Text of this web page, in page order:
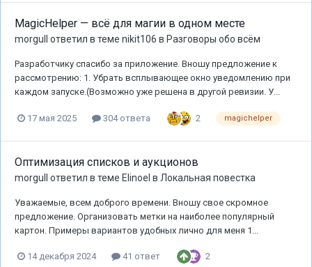
MagicHelper — всё для магии в одном месте
morgull ответил в теме nikit106 в Разговоры обо всём
Разработчику спасибо за приложение. Вношу предложение к
рассмотрению: 1. Убрать всплывающее окно уведомлению при
каждом запуске.(Возможно уже решена в другой ревизии. У...
17 мая 2025 304 ответа 2 magichelper
Оптимизация списков и аукционов
morgull ответил в теме Elinoel в Локальная повестка
Уважаемые, всем доброго времени. Вношу свое скромное
предложение. Организовать метки на наиболее популярный
картон. Примеры вариантов удобных лично для меня 1...
14 декабря 2024 41 ответ 2